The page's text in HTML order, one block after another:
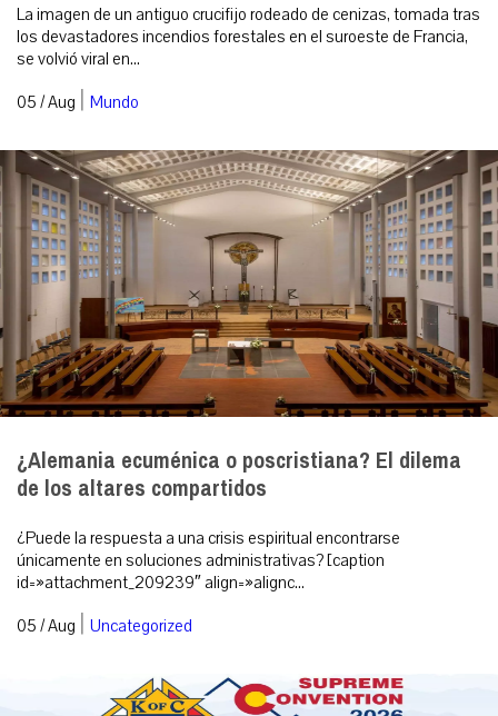
La imagen de un antiguo crucifijo rodeado de cenizas, tomada tras
los devastadores incendios forestales en el suroeste de Francia,
se volvió viral en...
05 / Aug | Mundo
¿Alemania ecuménica o poscristiana? El dilema
de los altares compartidos
¿Puede la respuesta a una crisis espiritual encontrarse
únicamente en soluciones administrativas? [caption
id=»attachment_209239″ align=»alignc...
05 / Aug | Uncategorized